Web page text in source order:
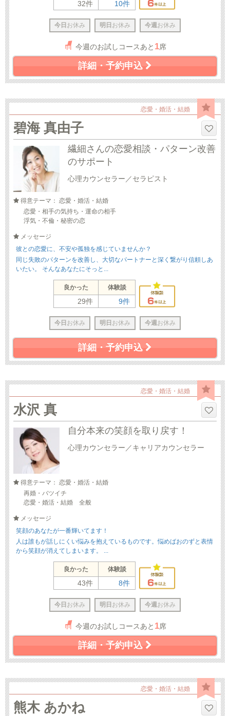
32件 10件
今日 お休み 明日 お休み 今週 お休み
今週のお試しコースあと 1席
詳細・予約申込
恋愛・婚活・結婚
碧海 真由子
繊細さんの恋愛相談・パターン改善
のサポート
心理カウンセラー／セラピスト
得意テーマ： 恋愛・婚活・結婚
恋愛・相手の気持ち・運命の相手
浮気・不倫・秘密の恋
メッセージ
彼との恋愛に、不安や孤独を感じていませんか？
同じ失敗のパターンを改善し、大切なパートナーと深く繋がり信頼しあ
いたい。 そんなあなたにそっと...
良かった 体験談
29件 9件
今日 お休み 明日 お休み 今週 お休み
詳細・予約申込
恋愛・婚活・結婚
水沢 真
自分本来の笑顔を取り戻す！
心理カウンセラー／キャリアカウンセラー
得意テーマ： 恋愛・婚活・結婚
再婚・バツイチ
恋愛・婚活・結婚 全般
メッセージ
笑顔のあなたが一番輝いてます！
人は誰もが話しにくい悩みを抱えているものです。悩めばおのずと表情
から笑顔が消えてしまいます。 ...
良かった 体験談
43件 8件
今日 お休み 明日 お休み 今週 お休み
今週のお試しコースあと 1席
詳細・予約申込
恋愛・婚活・結婚
熊木 あかね